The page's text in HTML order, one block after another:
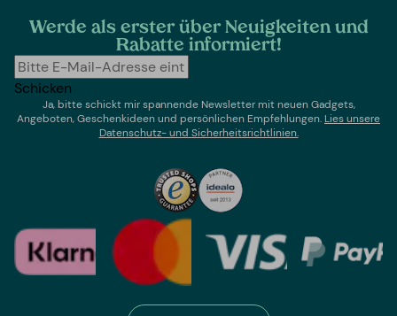
Werde als erster über Neuigkeiten und
Rabatte informiert!
Schicken
Ja, bitte schickt mir spannende Newsletter mit neuen Gadgets,
Angeboten, Geschenkideen und persönlichen Empfehlungen. Lies unsere
Datenschutz- und Sicherheitsrichtlinien.